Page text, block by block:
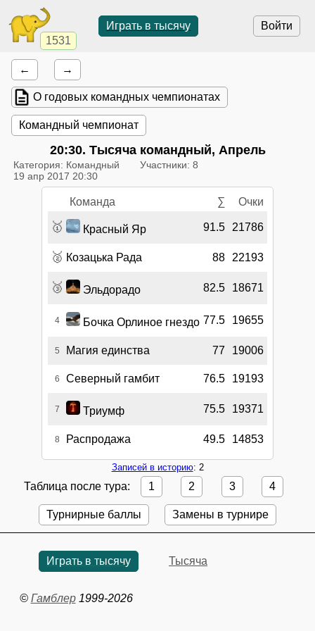
1531
Войти
Играть в тысячу
← →
О годовых командных чемпионатах
Командный чемпионат
20:30. Тысяча командный, Апрель
Категория: Командный
Участники: 8
19 апр 2017 20:30
Команда ∑ Очки
🥇 Красный Яр 91.5 21786
🥈 Козацька Рада 88 22193
🥉 Эльдорадо 82.5 18671
4 Бочка Орлиное гнездо 77.5 19655
5 Магия единства 77 19006
6 Северный гамбит 76.5 19193
7 Триумф 75.5 19371
8 Распродажа 49.5 14853
Записей в историю: 2
Таблица после тура: 1 2 3 4
Турнирные баллы Замены в турнире
Играть в тысячу Тысяча
© Гамблер1999-2026